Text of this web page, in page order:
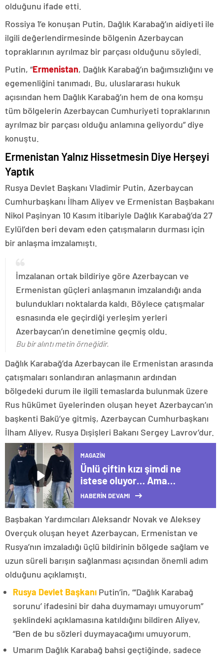
olduğunu ifade etti.
Rossiya 1’e konuşan Putin, Dağlık Karabağ’ın aidiyeti ile
ilgili değerlendirmesinde bölgenin Azerbaycan
topraklarının ayrılmaz bir parçası olduğunu söyledi.
Putin, “Ermenistan, Dağlık Karabağ’ın bağımsızlığını ve
egemenliğini tanımadı. Bu, uluslararası hukuk
açısından hem Dağlık Karabağ’ın hem de ona komşu
tüm bölgelerin Azerbaycan Cumhuriyeti topraklarının
ayrılmaz bir parçası olduğu anlamına geliyordu” diye
konuştu.
Ermenistan Yalnız Hissetmesin Diye Herşeyi
Yaptık
Rusya Devlet Başkanı Vladimir Putin, Azerbaycan
Cumhurbaşkanı İlham Aliyev ve Ermenistan Başbakanı
Nikol Paşinyan 10 Kasım itibariyle Dağlık Karabağ’da 27
Eylül’den beri devam eden çatışmaların durması için
bir anlaşma imzalamıştı.
İmzalanan ortak bildiriye göre Azerbaycan ve
Ermenistan güçleri anlaşmanın imzalandığı anda
bulundukları noktalarda kaldı. Böylece çatışmalar
esnasında ele geçirdiği yerleşim yerleri
Azerbaycan’ın denetimine geçmiş oldu.
Bu bir alıntı metin örneğidir.
Dağlık Karabağ’da Azerbaycan ile Ermenistan arasında
çatışmaları sonlandıran anlaşmanın ardından
bölgedeki durum ile ilgili temaslarda bulunmak üzere
Rus hükümet üyelerinden oluşan heyet Azerbaycan’ın
başkenti Bakü’ye gitmiş, Azerbaycan Cumhurbaşkanı
İlham Aliyev, Rusya Dışişleri Bakanı Sergey Lavrov’dur.
MAGAZIN
Ünlü çiftin kızı şimdi ne
istese oluyor… Ama
büyüyünce çalışmazsa tek
Çocuklara miras yok!
HABERİN DEVAMI
Başbakan Yardımcıları Aleksandr Novak ve Aleksey
Overçuk oluşan heyet Azerbaycan, Ermenistan ve
Rusya’nın imzaladığı üçlü bildirinin bölgede sağlam ve
uzun süreli barışın sağlanması açısından önemli adım
olduğunu açıklamıştı.
Rusya Devlet Başkanı Putin’in, “‘Dağlık Karabağ
sorunu’ ifadesini bir daha duymamayı umuyorum”
şeklindeki açıklamasına katıldığını bildiren Aliyev,
“Ben de bu sözleri duymayacağımı umuyorum.
Umarım Dağlık Karabağ bahsi geçtiğinde, sadece